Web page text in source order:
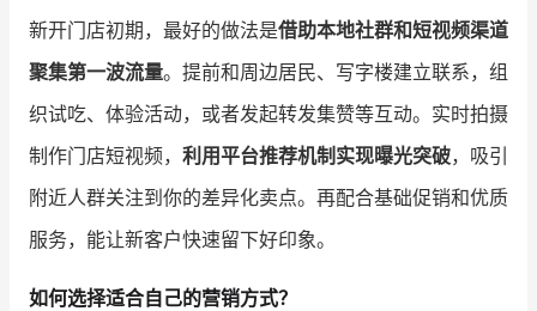
新开门店初期，最好的做法是借助本地社群和短视频渠道
聚集第一波流量。提前和周边居民、写字楼建立联系，组
织试吃、体验活动，或者发起转发集赞等互动。实时拍摄
制作门店短视频， 利用平台推荐机制实现曝光突破，吸引
附近人群关注到你的差异化卖点。再配合基础促销和优质
服务，能让新客户快速留下好印象。
如何选择适合自己的营销方式？